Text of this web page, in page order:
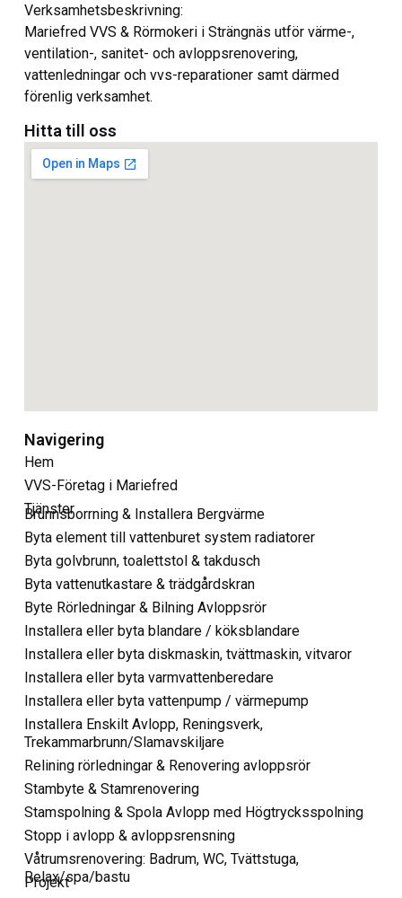
Verksamhetsbeskrivning:
Mariefred VVS & Rörmokeri i Strängnäs utför värme-,
ventilation-, sanitet- och avloppsrenovering,
vattenledningar och vvs-reparationer samt därmed
förenlig verksamhet.
Hitta till oss
Navigering
Hem
VVS-Företag i Mariefred
Tjänster
Brunnsborrning & Installera Bergvärme
Byta element till vattenburet system radiatorer
Byta golvbrunn, toalettstol & takdusch
Byta vattenutkastare & trädgårdskran
Byte Rörledningar & Bilning Avloppsrör
Installera eller byta blandare / köksblandare
Installera eller byta diskmaskin, tvättmaskin, vitvaror
Installera eller byta varmvattenberedare
Installera eller byta vattenpump / värmepump
Installera Enskilt Avlopp, Reningsverk,
Trekammarbrunn/Slamavskiljare
Relining rörledningar & Renovering avloppsrör
Stambyte & Stamrenovering
Stamspolning & Spola Avlopp med Högtrycksspolning
Stopp i avlopp & avloppsrensning
Våtrumsrenovering: Badrum, WC, Tvättstuga,
Relax/spa/bastu
Projekt